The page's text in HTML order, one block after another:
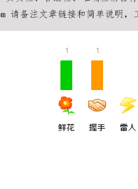
1
鲜花
1
握手 雷人